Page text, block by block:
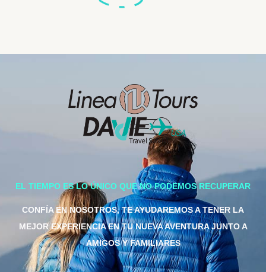
EL TIEMPO ES LO ÚNICO QUE NO PODEMOS RECUPERAR
CONFÍA EN NOSOTROS, TE AYUDAREMOS A TENER LA
MEJOR EXPERIENCIA EN TU NUEVA AVENTURA JUNTO A
AMIGOS Y FAMILIARES